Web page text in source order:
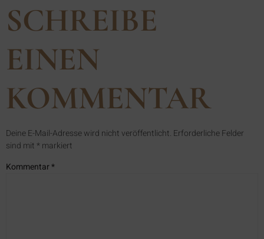
SCHREIBE
EINEN
KOMMENTAR
Deine E-Mail-Adresse wird nicht veröffentlicht. Erforderliche Felder
sind mit * markiert
Kommentar*